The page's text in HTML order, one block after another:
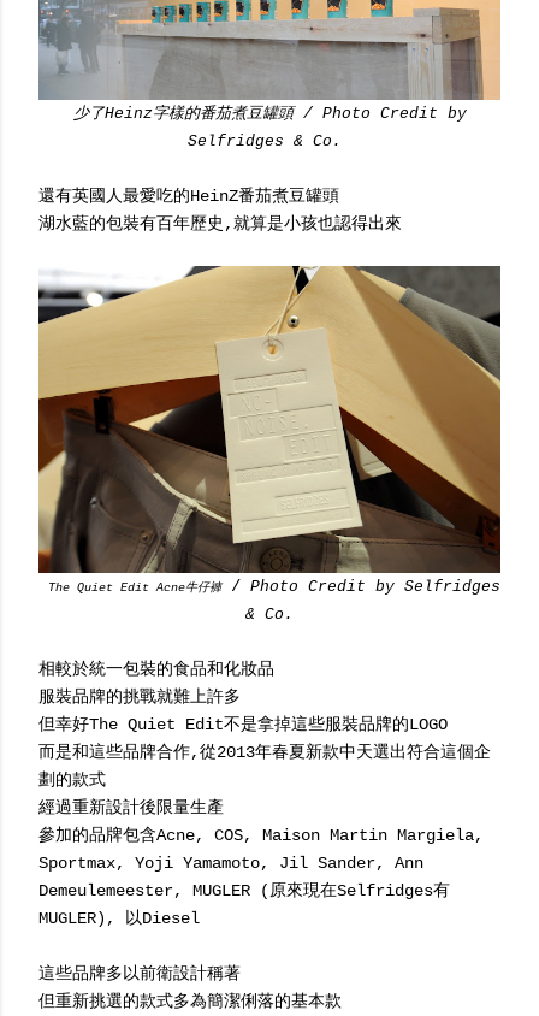
少了Heinz字樣的番茄煮豆罐頭 / Photo Credit by
Selfridges & Co.
還有英國人最愛吃的HeinZ番茄煮豆罐頭
湖水藍的包裝有百年歷史,就算是小孩也認得出來
The Quiet Edit Acne牛仔褲/ Photo Credit by Selfridges
& Co.
相較於統一包裝的食品和化妝品
服裝品牌的挑戰就難上許多
但幸好The Quiet Edit不是拿掉這些服裝品牌的LOGO
而是和這些品牌合作,從2013年春夏新款中天選出符合這個企
劃的款式
經過重新設計後限量生產
參加的品牌包含Acne, COS, Maison Martin Margiela,
Sportmax, Yoji Yamamoto, Jil Sander, Ann
Demeulemeester, MUGLER (原來現在Selfridges有
MUGLER), 以Diesel
這些品牌多以前衛設計稱著
但重新挑選的款式多為簡潔俐落的基本款